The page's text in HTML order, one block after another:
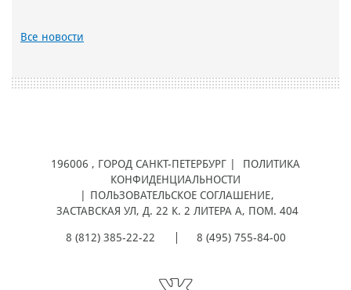
Все новости
196006 , ГОРОД САНКТ-ПЕТЕРБУРГ |
ПОЛИТИКА
КОНФИДЕНЦИАЛЬНОСТИ
ПОЛЬЗОВАТЕЛЬСКОЕ СОГЛАШЕНИЕ,
ЗАСТАВСКАЯ УЛ, Д. 22 К. 2 ЛИТЕРА А, ПОМ. 404
8 (812) 385-22-22 8 (495) 755-84-00